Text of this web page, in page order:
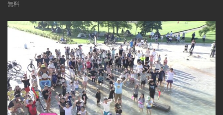
無料